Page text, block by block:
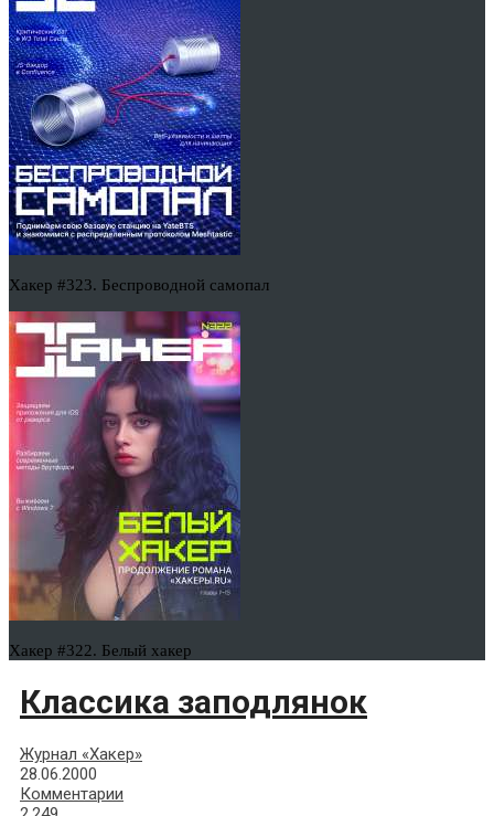
Хакер #323. Беспроводной самопал
Хакер #322. Белый хакер
Классика заподлянок
Журнал «Хакер»
28.06.2000
Комментарии